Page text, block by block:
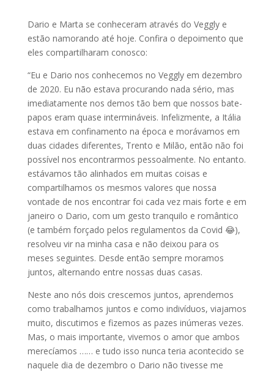
Dario e Marta se conheceram através do Veggly e
estão namorando até hoje. Confira o depoimento que
eles compartilharam conosco:
“Eu e Dario nos conhecemos no Veggly em dezembro
de 2020. Eu não estava procurando nada sério, mas
imediatamente nos demos tão bem que nossos bate-
papos eram quase intermináveis. Infelizmente, a Itália
estava em confinamento na época e morávamos em
duas cidades diferentes, Trento e Milão, então não foi
possível nos encontrarmos pessoalmente. No entanto.
estávamos tão alinhados em muitas coisas e
compartilhamos os mesmos valores que nossa
vontade de nos encontrar foi cada vez mais forte e em
janeiro o Dario, com um gesto tranquilo e romântico
(e também forçado pelos regulamentos da Covid 😂),
resolveu vir na minha casa e não deixou para os
meses seguintes. Desde então sempre moramos
juntos, alternando entre nossas duas casas.
Neste ano nós dois crescemos juntos, aprendemos
como trabalhamos juntos e como indivíduos, viajamos
muito, discutimos e fizemos as pazes inúmeras vezes.
Mas, o mais importante, vivemos o amor que ambos
merecíamos …… e tudo isso nunca teria acontecido se
naquele dia de dezembro o Dario não tivesse me